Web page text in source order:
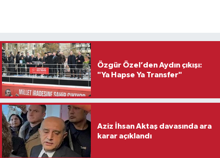
Özgür Özel’den Aydın çıkışı:
"Ya Hapse Ya Transfer"
Aziz İhsan Aktaş davasında ara
karar açıklandı